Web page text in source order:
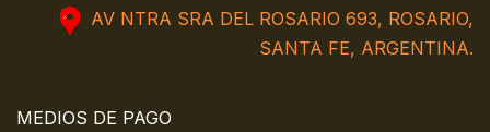
AV NTRA SRA DEL ROSARIO 693, ROSARIO,
SANTA FE, ARGENTINA.
MEDIOS DE PAGO